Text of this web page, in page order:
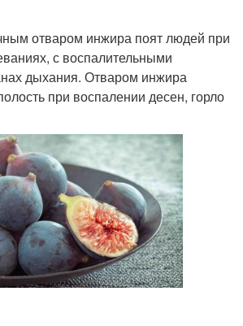
отваром инжира поят людей при
с воспалительными
дыхания. Отваром инжира
при воспалении десен, горло